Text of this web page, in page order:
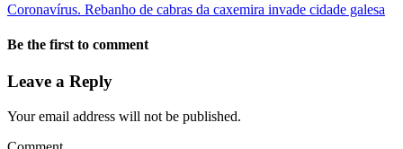
Coronavírus. Rebanho de cabras da caxemira invade cidade galesa
Be the first to comment
Leave a Reply
Your email address will not be published.